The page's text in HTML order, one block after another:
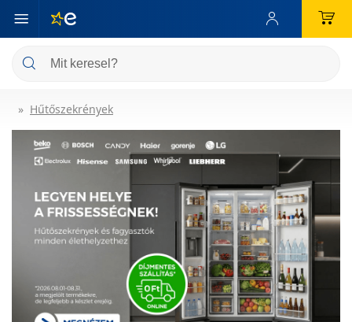
Hűtőszekrények